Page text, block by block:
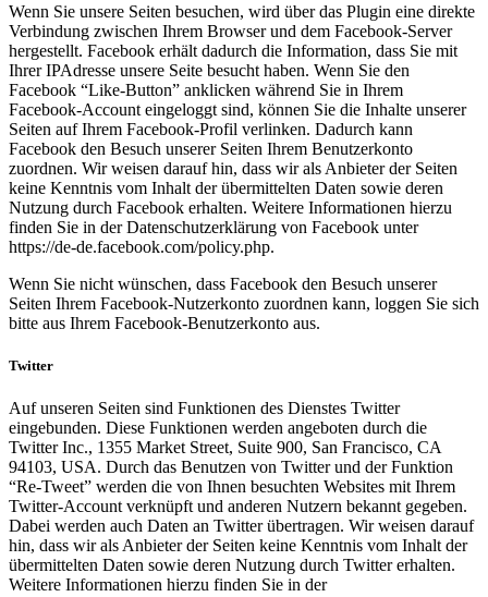
Wenn Sie unsere Seiten besuchen, wird über das Plugin eine direkte
Verbindung zwischen Ihrem Browser und dem Facebook-Server
hergestellt. Facebook erhält dadurch die Information, dass Sie mit
Ihrer IPAdresse unsere Seite besucht haben. Wenn Sie den
Facebook “Like-Button” anklicken während Sie in Ihrem
Facebook-Account eingeloggt sind, können Sie die Inhalte unserer
Seiten auf Ihrem Facebook-Profil verlinken. Dadurch kann
Facebook den Besuch unserer Seiten Ihrem Benutzerkonto
zuordnen. Wir weisen darauf hin, dass wir als Anbieter der Seiten
keine Kenntnis vom Inhalt der übermittelten Daten sowie deren
Nutzung durch Facebook erhalten. Weitere Informationen hierzu
finden Sie in der Datenschutzerklärung von Facebook unter
https://de-de.facebook.com/policy.php.
Wenn Sie nicht wünschen, dass Facebook den Besuch unserer
Seiten Ihrem Facebook-Nutzerkonto zuordnen kann, loggen Sie sich
bitte aus Ihrem Facebook-Benutzerkonto aus.
Twitter
Auf unseren Seiten sind Funktionen des Dienstes Twitter
eingebunden. Diese Funktionen werden angeboten durch die
Twitter Inc., 1355 Market Street, Suite 900, San Francisco, CA
94103, USA. Durch das Benutzen von Twitter und der Funktion
“Re-Tweet” werden die von Ihnen besuchten Websites mit Ihrem
Twitter-Account verknüpft und anderen Nutzern bekannt gegeben.
Dabei werden auch Daten an Twitter übertragen. Wir weisen darauf
hin, dass wir als Anbieter der Seiten keine Kenntnis vom Inhalt der
übermittelten Daten sowie deren Nutzung durch Twitter erhalten.
Weitere Informationen hierzu finden Sie in der